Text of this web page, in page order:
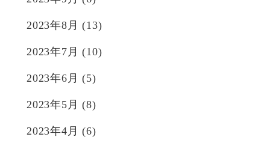
2023年8月 (13)
2023年7月 (10)
2023年6月 (5)
2023年5月 (8)
2023年4月 (6)